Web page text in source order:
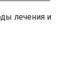
лечения и